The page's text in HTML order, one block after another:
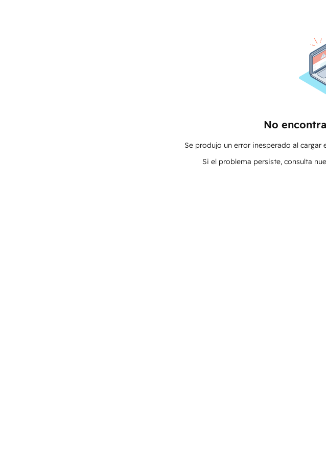
No
Se produjo un error inesperado al cargar
Si el problema persiste, consulta